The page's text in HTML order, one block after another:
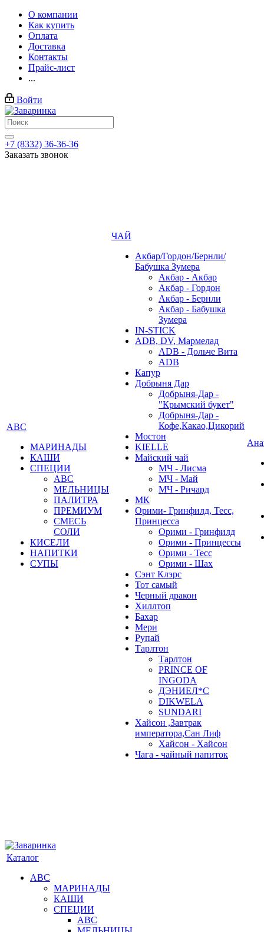
О компании
Как купить
Оплата
Доставка
Контакты
Прайс-лист
...
Войти
+7 (8332) 36-36-36
Заказать звонок
АВС
МАРИНАДЫ
КАШИ
СПЕЦИИ
АВС
МЕЛЬНИЦЫ
ПАЛИТРА
ПРЕМИУМ
СМЕСЬ
СОЛИ
КИСЕЛИ
НАПИТКИ
СУПЫ
ЧАЙ
Акбар/Гордон/Бернли/
Бабушка Зумера
Акбар - Акбар
Акбар - Гордон
Акбар - Бернли
Акбар - Бабушка
Зумера
IN-STICK
ADB, DV, Мармелад
ADB - Дольче Вита
ADB
Капур
Добрыня Дар
Добрыня-Дар -
"Крымский букет"
Добрыня-Дар -
Кофе,Какао,Цикорий
Мостон
KIELLE
Майский чай
МЧ - Лисма
МЧ - Май
МЧ - Ричард
МК
Орими- Гринфилд, Тесс,
Принцесса
Орими - Гринфилд
Орими - Принцессы
Орими - Тесс
Орими - Шах
Сэнт Клэрс
Тот самый
Черный дракон
Хиллтоп
Бахар
Мери
Рупай
Тарлтон
Тарлтон
PRINCE OF
INGODA
ДЭНИЕЛ*С
DIKWELA
SUNDARI
Хайсон ,Завтрак
императора,Сан Лиф
Хайсон - Хайсон
Чага - чайный напиток
Каталог
АВС
МАРИНАДЫ
КАШИ
СПЕЦИИ
АВС